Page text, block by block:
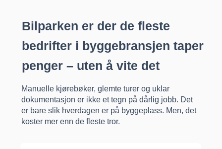
Bilparken er der de fleste
bedrifter i byggebransjen taper
penger – uten å vite det
Manuelle kjørebøker, glemte turer og uklar
dokumentasjon er ikke et tegn på dårlig jobb. Det
er bare slik hverdagen er på byggeplass. Men, det
koster mer enn de fleste tror.